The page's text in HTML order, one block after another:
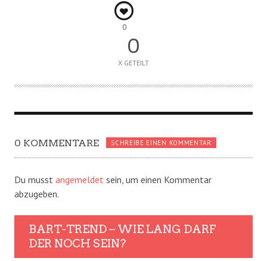
0
0
X GETEILT
0 KOMMENTARE SCHREIBE EINEN KOMMENTAR
Du musst angemeldet sein, um einen Kommentar
abzugeben.
BART-TREND – WIE LANG DARF
DER NOCH SEIN?